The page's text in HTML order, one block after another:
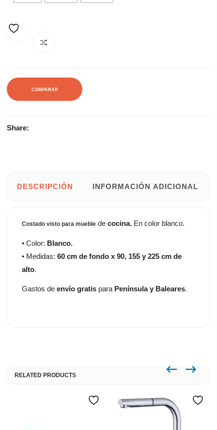
COMPARAR
Share:
DESCRIPCIÓN INFORMACIÓN ADICIONAL
Costado visto para mueble decocina. En color blanco.
• Color: Blanco.
• Medidas:60 cm de fondo x 90, 155 y 225 cm de
alto.
Gastos deenvío gratis para Península y Baleares.
RELATED PRODUCTS